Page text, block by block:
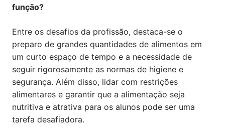
função?
Entre os desafios da profissão, destaca-se o
preparo de grandes quantidades de alimentos em
um curto espaço de tempo e a necessidade de
seguir rigorosamente as normas de higiene e
segurança. Além disso, lidar com restrições
alimentares e garantir que a alimentação seja
nutritiva e atrativa para os alunos pode ser uma
tarefa desafiadora.